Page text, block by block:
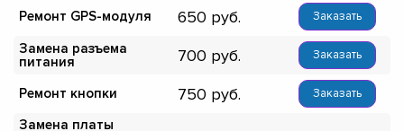
Ремонт GPS-модуля 650 Заказать
Замена разъема
питания
700 Заказать
Ремонт кнопки 750 Заказать
Замена платы